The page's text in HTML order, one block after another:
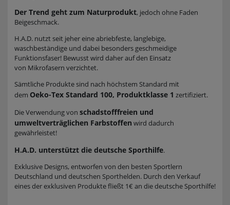
Der Trend geht zum Naturprodukt, jedoch ohne Faden
Beigeschmack.
H.A.D. nutzt seit jeher eine abriebfeste, langlebige,
waschbeständige und dabei besonders geschmeidige
Funktionsfaser! Bewusst wird daher auf den Einsatz
von Mikrofasern verzichtet.
Sämtliche Produkte sind nach höchstem Standard mit
dem Oeko-Tex Standard 100, Produktklasse 1 zertifiziert.
Die Verwendung von schadstofffreien und
umweltverträglichen Farbstoffen wird dadurch
gewährleistet!
H.A.D. unterstützt die deutsche Sporthilfe.
Exklusive Designs, entworfen von den besten Sportlern
Deutschland und deutschen Sporthelden. Durch den Verkauf
eines der exklusiven Produkte fließt 1€ an die deutsche Sporthilfe!